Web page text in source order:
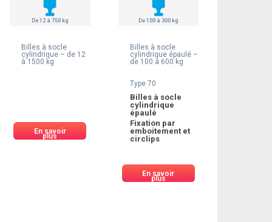
De 12 à 750 kg
Billes à socle
cylindrique – de 12
à 1500 kg
En savoir
plus
De 100 à 300 kg
Billes à socle
cylindrique épaulé –
de 100 à 600 kg
Type 70
Billes à socle
cylindrique
épaulé
Fixation par
emboitement et
circlips
En savoir
plus